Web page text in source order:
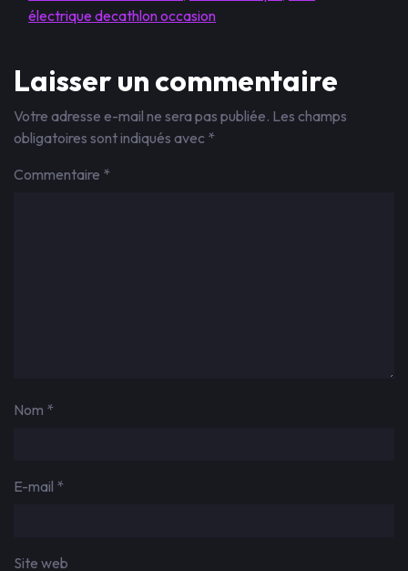
électrique decathlon occasion
Laisser un commentaire
Votre adresse e-mail ne sera pas publiée. Les champs
obligatoires sont indiqués avec *
Commentaire *
Nom *
E-mail *
Site web